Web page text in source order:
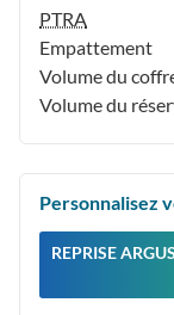
PTRA
Empattement
Volume du
Volume du
Personnalisez
REPRISE